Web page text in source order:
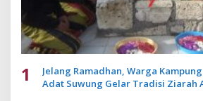
1
Jelang Ramadhan, Warga
Adat Suwung Gelar Tradisi Ziarah